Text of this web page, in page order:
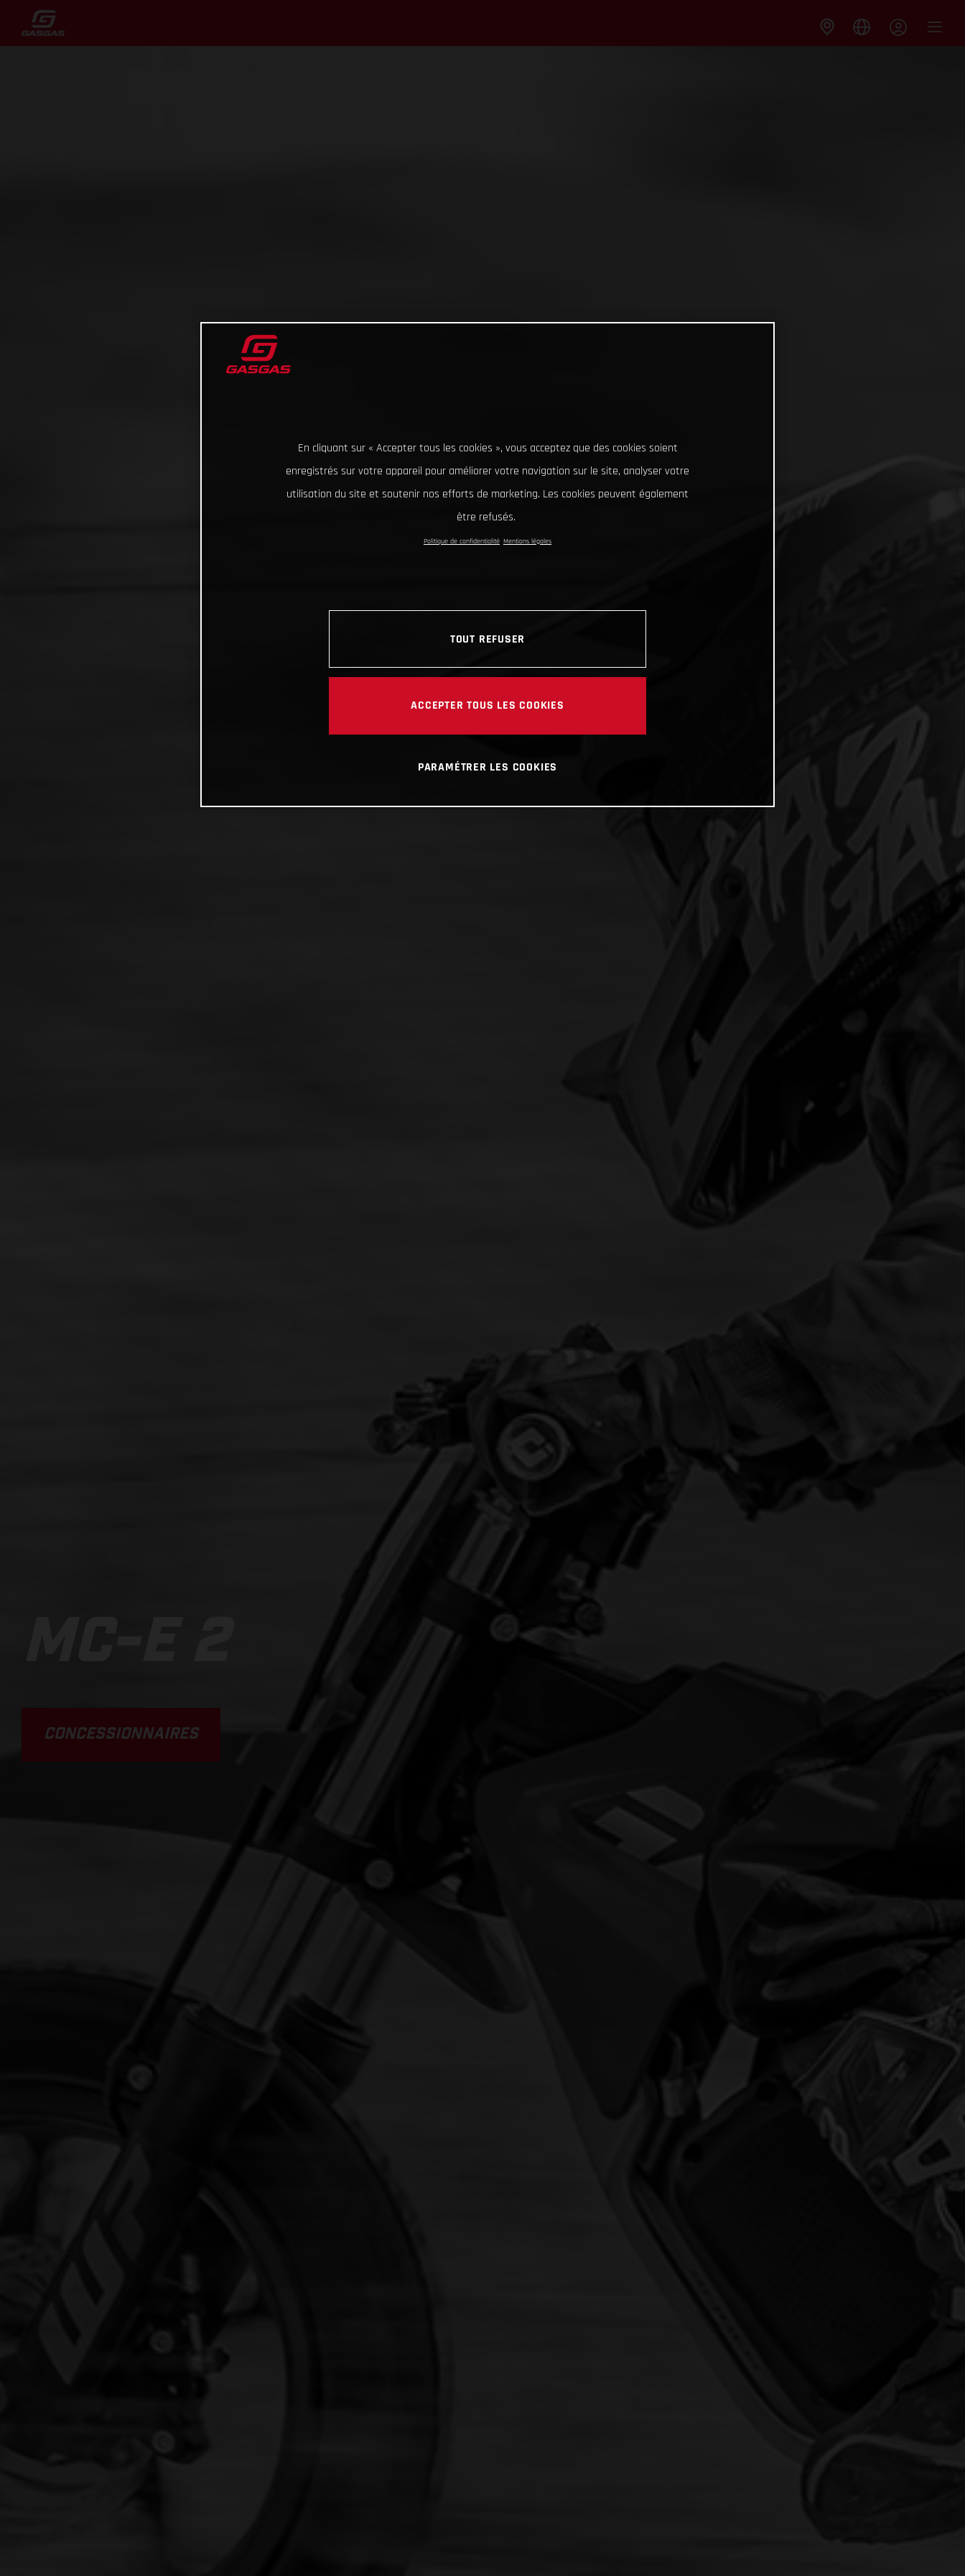
CONCESSIONNAIRES
En cliquant sur « Accepter tous les cookies », vous acceptez que des cookies soient
enregistrés sur votre appareil pour améliorer votre navigation sur le site, analyser votre
utilisation du site et soutenir nos efforts de marketing. Les cookies peuvent également
être refusés.
Politique de confidentialité Mentions légales
TOUT REFUSER
ACCEPTER TOUS LES COOKIES
PARAMÉTRER LES COOKIES